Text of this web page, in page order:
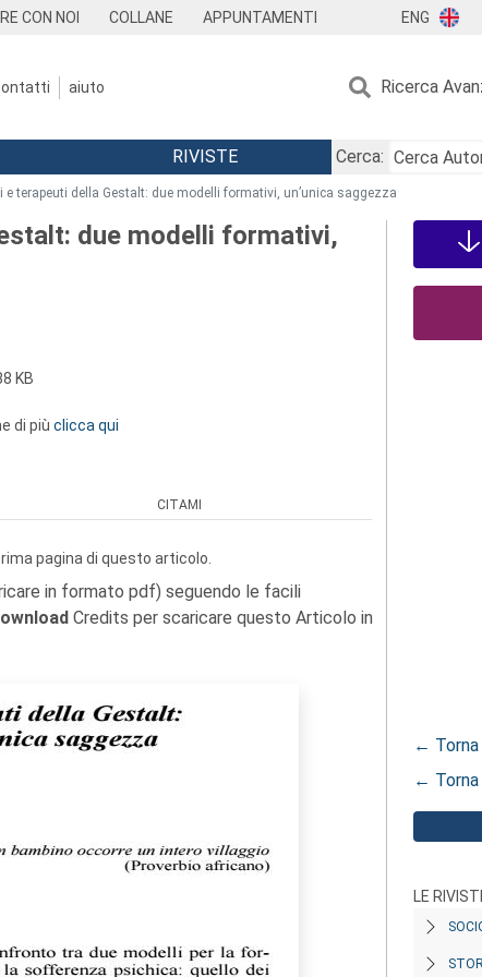
CON NOI COLLANE APPUNTAMENTI ENG
aiuto Ricerca
RIVISTE
Cerca:
e terapeuti della Gestalt: due modelli formativi, un’unica saggezza
due modelli formativi,
KB
di più clicca qui
CITAMI
pagina di questo articolo.
in formato pdf) seguendo le facili
Credits per scaricare questo Articolo in
← Torna
←
LE